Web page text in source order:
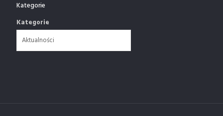
Kategorie
Kategorie